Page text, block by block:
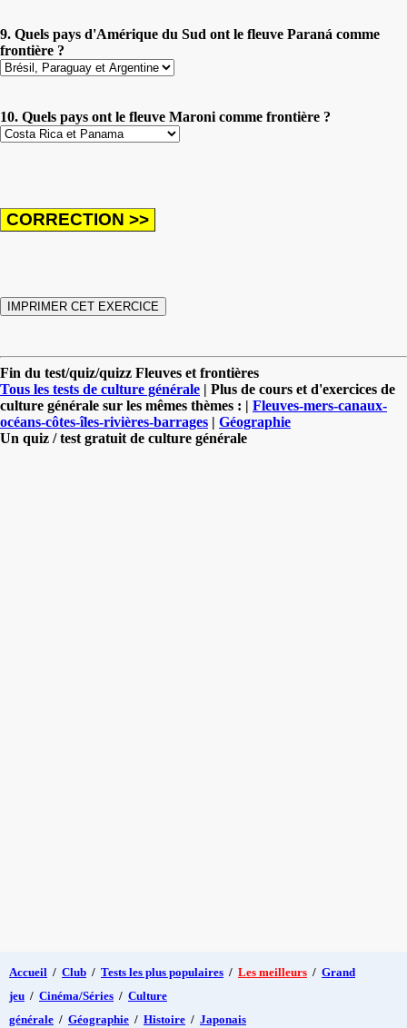
9. Quels pays d'Amérique du Sud ont le fleuve Paraná comme
frontière ?
10. Quels pays ont le fleuve Maroni comme frontière ?
Fin du test/quiz/quizz Fleuves et frontières
Tous les tests de culture générale | Plus de cours et d'exercices de
culture générale sur les mêmes thèmes : | Fleuves-mers-canaux-
océans-côtes-îles-rivières-barrages | Géographie
Un quiz / test gratuit de culture générale
Accueil / Club / Tests les plus populaires / Les meilleurs / Grand
jeu / Cinéma/Séries / Culture
générale / Géographie / Histoire / Japonais